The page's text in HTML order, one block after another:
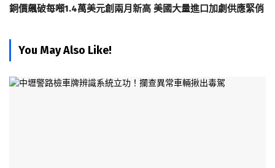
銅價飆破每噸1.4萬美元創兩月新高 美國大量進口加劇供應緊俏
You May Also Like!